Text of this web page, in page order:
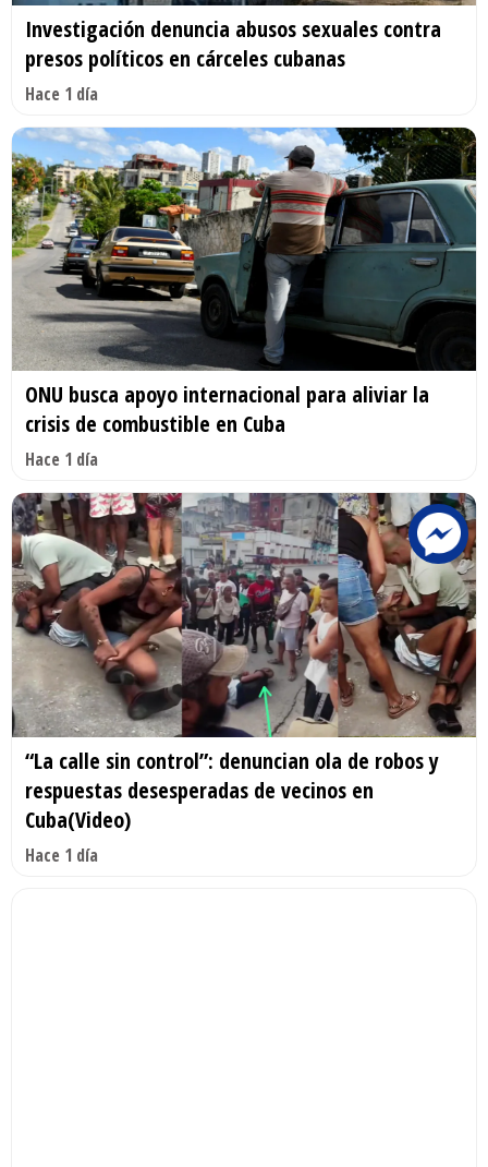
Investigación denuncia abusos sexuales contra
presos políticos en cárceles cubanas
Hace 1 día
ONU busca apoyo internacional para aliviar la
crisis de combustible en Cuba
Hace 1 día
“La calle sin control”: denuncian ola de robos y
respuestas desesperadas de vecinos en
Cuba(Video)
Hace 1 día